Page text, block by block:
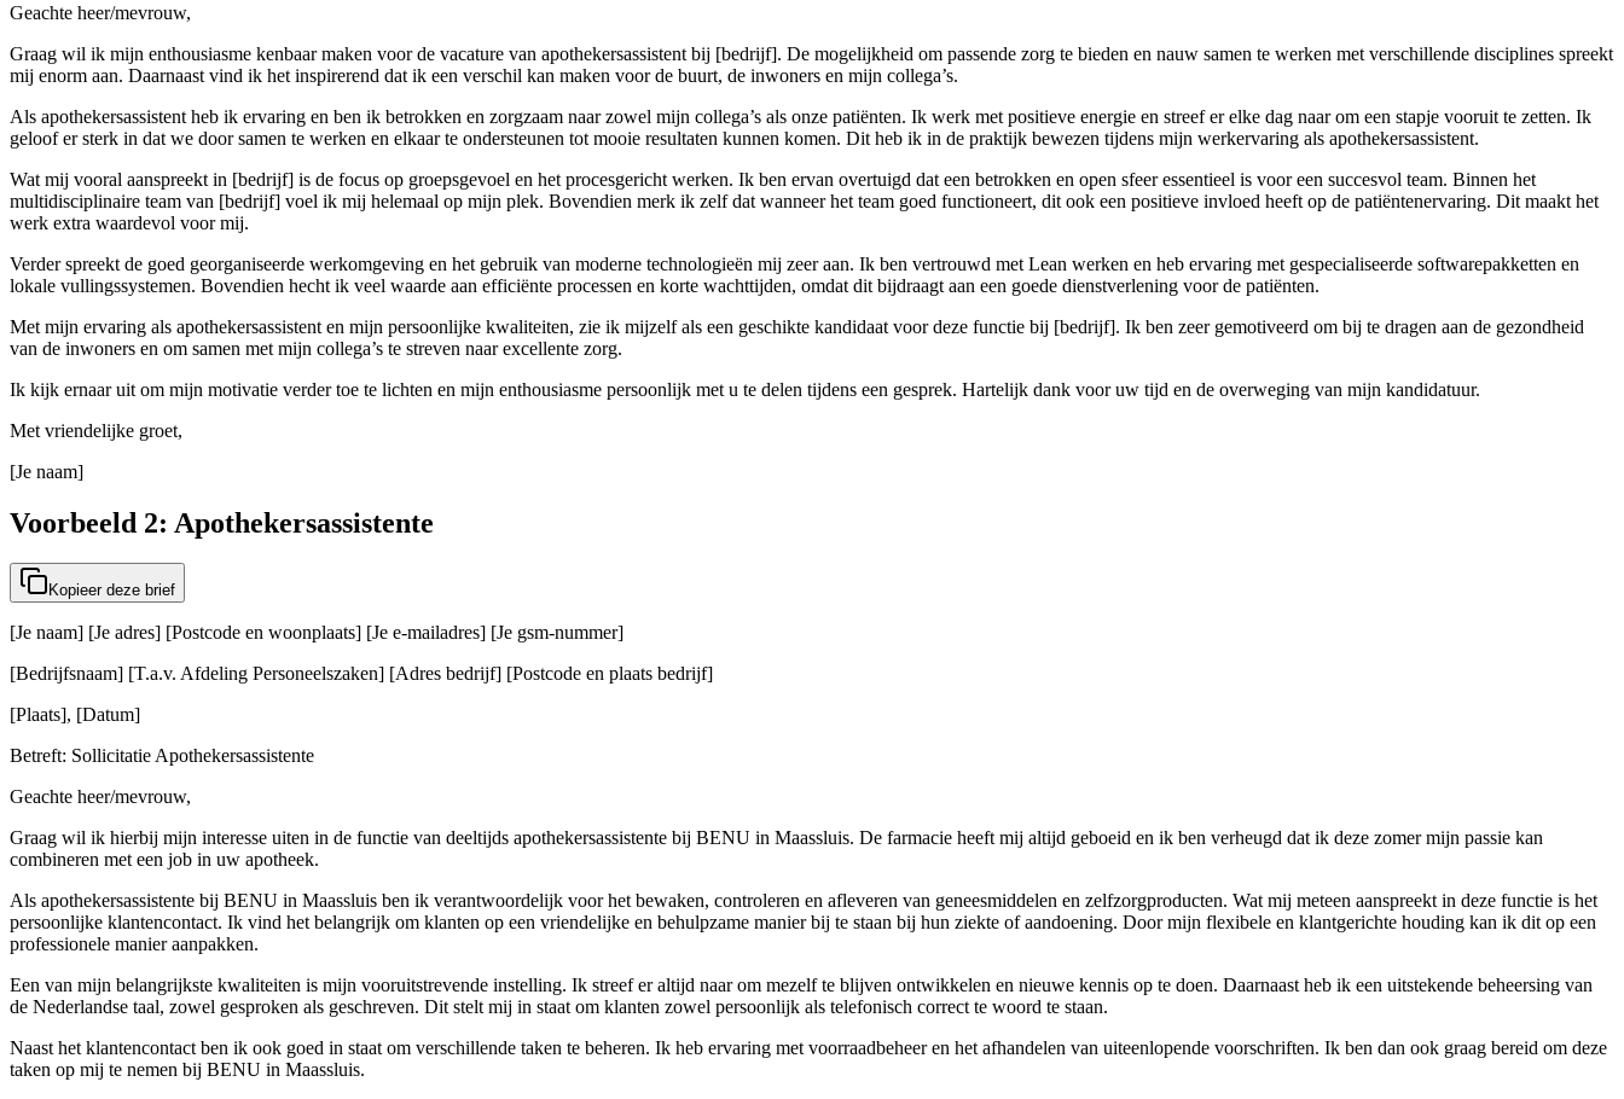
Geachte heer/mevrouw,
Graag wil ik mijn enthousiasme kenbaar maken voor de vacature van apothekersassistent bij [bedrijf]. De mogelijkheid om passende zorg te bieden en nauw samen te werken met verschillende disciplines spreekt
mij enorm aan. Daarnaast vind ik het inspirerend dat ik een verschil kan maken voor de buurt, de inwoners en mijn collega’s.
Als apothekersassistent heb ik ervaring en ben ik betrokken en zorgzaam naar zowel mijn collega’s als onze patiënten. Ik werk met positieve energie en streef er elke dag naar om een stapje vooruit te zetten. Ik
geloof er sterk in dat we door samen te werken en elkaar te ondersteunen tot mooie resultaten kunnen komen. Dit heb ik in de praktijk bewezen tijdens mijn werkervaring als apothekersassistent.
Wat mij vooral aanspreekt in [bedrijf] is de focus op groepsgevoel en het procesgericht werken. Ik ben ervan overtuigd dat een betrokken en open sfeer essentieel is voor een succesvol team. Binnen het
multidisciplinaire team van [bedrijf] voel ik mij helemaal op mijn plek. Bovendien merk ik zelf dat wanneer het team goed functioneert, dit ook een positieve invloed heeft op de patiëntenervaring. Dit maakt het
werk extra waardevol voor mij.
Verder spreekt de goed georganiseerde werkomgeving en het gebruik van moderne technologieën mij zeer aan. Ik ben vertrouwd met Lean werken en heb ervaring met gespecialiseerde softwarepakketten en
lokale vullingssystemen. Bovendien hecht ik veel waarde aan efficiënte processen en korte wachttijden, omdat dit bijdraagt aan een goede dienstverlening voor de patiënten.
Met mijn ervaring als apothekersassistent en mijn persoonlijke kwaliteiten, zie ik mijzelf als een geschikte kandidaat voor deze functie bij [bedrijf]. Ik ben zeer gemotiveerd om bij te dragen aan de gezondheid
van de inwoners en om samen met mijn collega’s te streven naar excellente zorg.
Ik kijk ernaar uit om mijn motivatie verder toe te lichten en mijn enthousiasme persoonlijk met u te delen tijdens een gesprek. Hartelijk dank voor uw tijd en de overweging van mijn kandidatuur.
Met vriendelijke groet,
[Je naam]
Voorbeeld 2: Apothekersassistente
Kopieer deze brief
[Je naam] [Je adres] [Postcode en woonplaats] [Je e-mailadres] [Je gsm-nummer]
[Bedrijfsnaam] [T.a.v. Afdeling Personeelszaken] [Adres bedrijf] [Postcode en plaats bedrijf]
[Plaats], [Datum]
Betreft: Sollicitatie Apothekersassistente
Geachte heer/mevrouw,
Graag wil ik hierbij mijn interesse uiten in de functie van deeltijds apothekersassistente bij BENU in Maassluis. De farmacie heeft mij altijd geboeid en ik ben verheugd dat ik deze zomer mijn passie kan
combineren met een job in uw apotheek.
Als apothekersassistente bij BENU in Maassluis ben ik verantwoordelijk voor het bewaken, controleren en afleveren van geneesmiddelen en zelfzorgproducten. Wat mij meteen aanspreekt in deze functie is het
persoonlijke klantencontact. Ik vind het belangrijk om klanten op een vriendelijke en behulpzame manier bij te staan bij hun ziekte of aandoening. Door mijn flexibele en klantgerichte houding kan ik dit op een
professionele manier aanpakken.
Een van mijn belangrijkste kwaliteiten is mijn vooruitstrevende instelling. Ik streef er altijd naar om mezelf te blijven ontwikkelen en nieuwe kennis op te doen. Daarnaast heb ik een uitstekende beheersing van
de Nederlandse taal, zowel gesproken als geschreven. Dit stelt mij in staat om klanten zowel persoonlijk als telefonisch correct te woord te staan.
Naast het klantencontact ben ik ook goed in staat om verschillende taken te beheren. Ik heb ervaring met voorraadbeheer en het afhandelen van uiteenlopende voorschriften. Ik ben dan ook graag bereid om deze
taken op mij te nemen bij BENU in Maassluis.